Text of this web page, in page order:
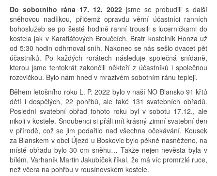
Do sobotního rána 17. 12. 2022 jsme se probudili s další
sněhovou nadílkou, přičemž opravdu věrní účastníci ranních
bohoslužeb se po šesté hodině ranní trousili s lucerničkami do
kostela jak v Karafiátových Broučcích. Bratr kostelník Honza už
od 5:30 hodin odhrnoval sníh. Nakonec se nás sešlo dvacet pět
účastníků. Po každých rorátech následuje společná snídaně,
kterou jsme tentokrát zakončili někteří z účastníků i společnou
rozcvičkou. Bylo nám hned v mrazivém sobotním ránu tepleji.
Během letošního roku L. P. 2022 bylo v naší NO Blansko 91 křtů
dětí i dospělých, 22 pohřbů, ale také 131 svatebních obřadů.
Poslední svatební obřad tohoto roku byl v sobotu 17.12., ale
nikoli v kostele. Snoubenci si přáli mít krásný zimní svatební den
v přírodě, což se jim podařilo nad všechna očekávání. Kousek
za Blanskem v obci Újezd u Boskovic bylo pěkně nasněženo, na
místě obřadu bylo 30 cm sněhu… Takže nejen nevěsta byla v
bílém. Varhaník Martin Jakubíček říkal, že má víc promrzlé ruce,
než včera na pohřbu v rousínovském kostele.